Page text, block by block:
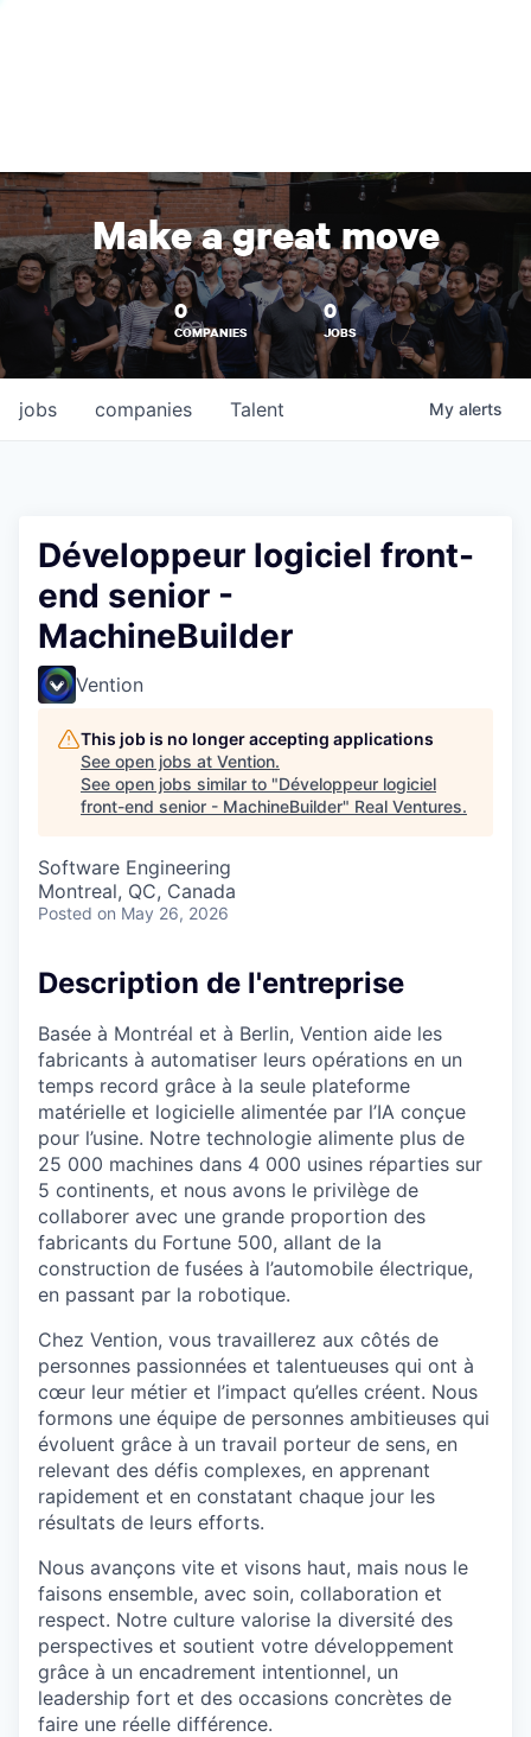
Make a great move
0
COMPANIES
0
JOBS
jobs companies Talent My alerts
Développeur logiciel front-
end senior -
MachineBuilder
Vention
This job is no longer accepting applications
See open jobs at Vention.
See open jobs similar to "Développeur logiciel
front-end senior - MachineBuilder" Real Ventures.
Software Engineering
Montreal, QC, Canada
Posted on May 26, 2026
Description de l'entreprise
Basée à Montréal et à Berlin, Vention aide les
fabricants à automatiser leurs opérations en un
temps record grâce à la seule plateforme
matérielle et logicielle alimentée par l’IA conçue
pour l’usine. Notre technologie alimente plus de
25 000 machines dans 4 000 usines réparties sur
5 continents, et nous avons le privilège de
collaborer avec une grande proportion des
fabricants du Fortune 500, allant de la
construction de fusées à l’automobile électrique,
en passant par la robotique.
Chez Vention, vous travaillerez aux côtés de
personnes passionnées et talentueuses qui ont à
cœur leur métier et l’impact qu’elles créent. Nous
formons une équipe de personnes ambitieuses qui
évoluent grâce à un travail porteur de sens, en
relevant des défis complexes, en apprenant
rapidement et en constatant chaque jour les
résultats de leurs efforts.
Nous avançons vite et visons haut, mais nous le
faisons ensemble, avec soin, collaboration et
respect. Notre culture valorise la diversité des
perspectives et soutient votre développement
grâce à un encadrement intentionnel, un
leadership fort et des occasions concrètes de
faire une réelle différence.